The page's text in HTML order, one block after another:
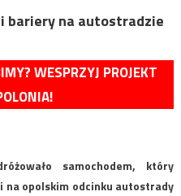
bariery na autostradzie
WESPRZYJ PROJEKT
samochodem, który
na opolskim odcinku autostrady